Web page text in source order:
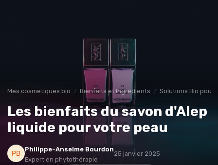
Mes cosmetiques bio Bienfaits et Ingrédients Solutions Bio pour
Les bienfaits du savon d'Alep
liquide pour votre peau
Philippe-Anselme Bourdon
Expert en phytothérapie
25 janvier 2025